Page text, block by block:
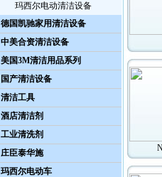
玛西尔电动清洁设备
德国凯驰家用清洁设备
中美合资清洁设备
美国3M清洁用品系列
国产清洁设备
清洁工具
酒店清洁剂
工业清洗剂
庄臣泰华施
玛西尔电动车